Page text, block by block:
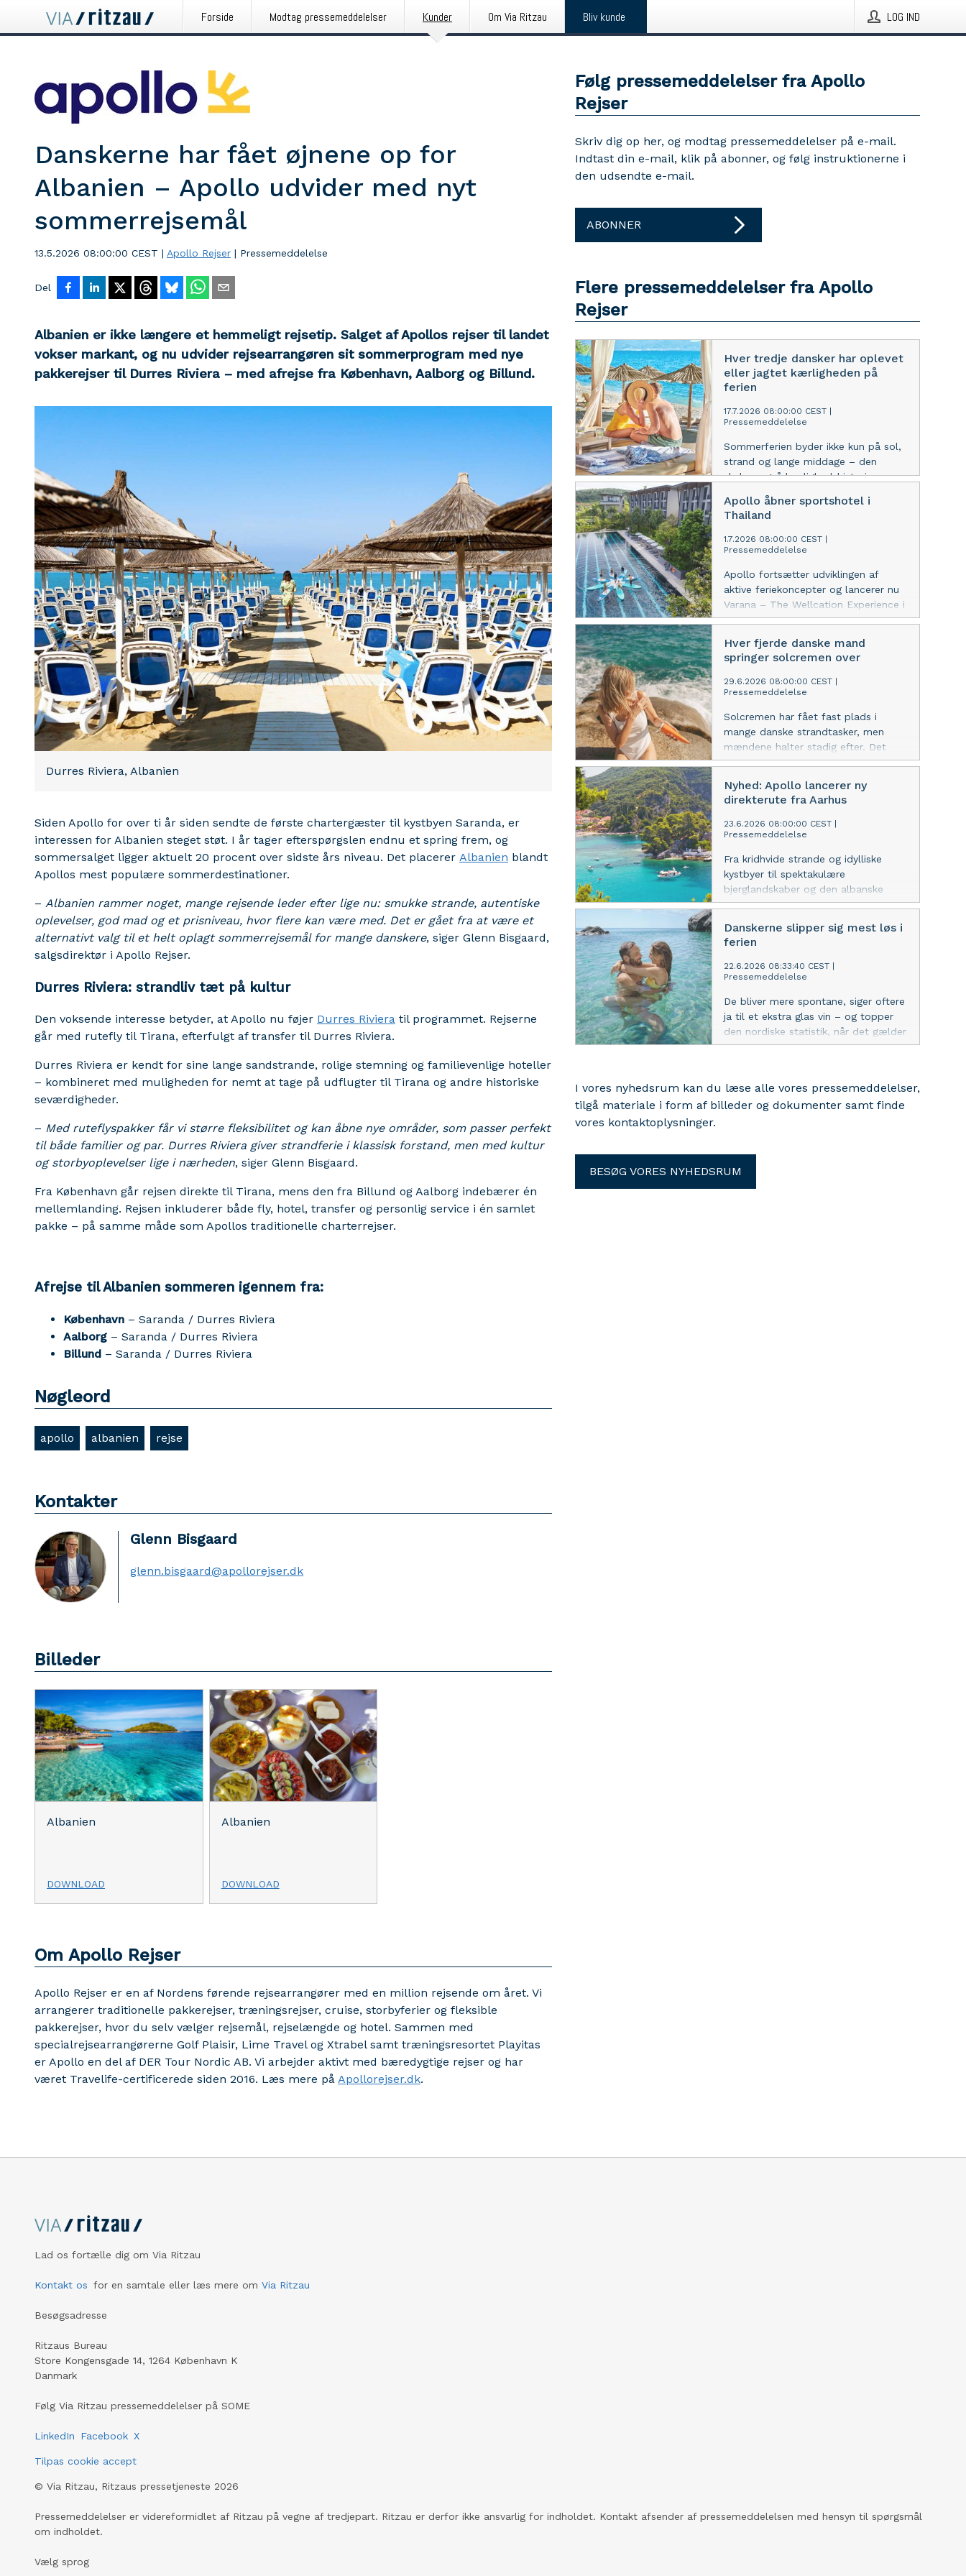
Forside Modtag pressemeddelelser Kunder Om Via Ritzau Bliv kunde LOG IND
Danskerne har fået øjnene op for
Albanien – Apollo udvider med nyt
sommerrejsemål
13.5.2026 08:00:00 CEST | Apollo Rejser | Pressemeddelelse
Del
Albanien er ikke længere et hemmeligt rejsetip. Salget af Apollos rejser til landet
vokser markant, og nu udvider rejsearrangøren sit sommerprogram med nye
pakkerejser til Durres Riviera – med afrejse fra København, Aalborg og Billund.
Durres Riviera, Albanien
Siden Apollo for over ti år siden sendte de første chartergæster til kystbyen Saranda, er
interessen for Albanien steget støt. I år tager efterspørgslen endnu et spring frem, og
sommersalget ligger aktuelt 20 procent over sidste års niveau. Det placerer Albanien blandt
Apollos mest populære sommerdestinationer.
– Albanien rammer noget, mange rejsende leder efter lige nu: smukke strande, autentiske
oplevelser, god mad og et prisniveau, hvor flere kan være med. Det er gået fra at være et
alternativt valg til et helt oplagt sommerrejsemål for mange danskere, siger Glenn Bisgaard,
salgsdirektør i Apollo Rejser.
Durres Riviera: strandliv tæt på kultur
Den voksende interesse betyder, at Apollo nu føjer Durres Riviera til programmet. Rejserne
går med rutefly til Tirana, efterfulgt af transfer til Durres Riviera.
Durres Riviera er kendt for sine lange sandstrande, rolige stemning og familievenlige hoteller
– kombineret med muligheden for nemt at tage på udflugter til Tirana og andre historiske
seværdigheder.
– Med ruteflyspakker får vi større fleksibilitet og kan åbne nye områder, som passer perfekt
til både familier og par. Durres Riviera giver strandferie i klassisk forstand, men med kultur
og storbyoplevelser lige i nærheden, siger Glenn Bisgaard.
Fra København går rejsen direkte til Tirana, mens den fra Billund og Aalborg indebærer én
mellemlanding. Rejsen inkluderer både fly, hotel, transfer og personlig service i én samlet
pakke – på samme måde som Apollos traditionelle charterrejser.
Afrejse til Albanien sommeren igennem fra:
København – Saranda / Durres Riviera
Aalborg – Saranda / Durres Riviera
Billund – Saranda / Durres Riviera
Nøgleord
apollo albanien rejse
Kontakter
Glenn Bisgaard
glenn.bisgaard@apollorejser.dk
Billeder
Albanien
DOWNLOAD
Albanien
DOWNLOAD
Om Apollo Rejser
Apollo Rejser er en af Nordens førende rejsearrangører med en million rejsende om året. Vi
arrangerer traditionelle pakkerejser, træningsrejser, cruise, storbyferier og fleksible
pakkerejser, hvor du selv vælger rejsemål, rejselængde og hotel. Sammen med
specialrejsearrangørerne Golf Plaisir, Lime Travel og Xtrabel samt træningsresortet Playitas
er Apollo en del af DER Tour Nordic AB. Vi arbejder aktivt med bæredygtige rejser og har
været Travelife-certificerede siden 2016. Læs mere på Apollorejser.dk.
Følg pressemeddelelser fra Apollo
Rejser
Skriv dig op her, og modtag pressemeddelelser på e-mail.
Indtast din e-mail, klik på abonner, og følg instruktionerne i
den udsendte e-mail.
ABONNER
Flere pressemeddelelser fra Apollo
Rejser
Hver tredje dansker har oplevet
eller jagtet kærligheden på
ferien
17.7.2026 08:00:00 CEST
Pressemeddelelse
Sommerferien byder ikke kun på sol,
strand og lange middage – den
skaber også kærlighedshistorier.
Apollo åbner sportshotel i
Thailand
1.7.2026 08:00:00 CEST
Pressemeddelelse
Apollo fortsætter udviklingen af
aktive feriekoncepter og lancerer nu
Varana – The Wellcation Experience i
Krabi, Thailand. Hotellet er målrettet
træning, velvære og restitution i
tropiske omgivelser.
Hver fjerde danske mand
springer solcremen over
29.6.2026 08:00:00 CEST
Pressemeddelelse
Solcremen har fået fast plads i
mange danske strandtasker, men
mændene halter stadig efter. Det
viser en ny landsdækkende
Nyhed: Apollo lancerer ny
direkterute fra Aarhus
23.6.2026 08:00:00 CEST
Pressemeddelelse
Fra kridhvide strande og idylliske
kystbyer til spektakulære
bjerglandskaber og den albanske
riviera. Næste sommer får rejsende
ferieunivers, når Apollo åbner en ny
direkte rute til Ioannina i Grækenland.
Danskerne slipper sig mest løs i
ferien
22.6.2026 08:33:40 CEST
Pressemeddelelse
De bliver mere spontane, siger oftere
ja til et ekstra glas vin – og topper
den nordiske statistik, når det gælder
lysten til at slippe tøjlerne. Det viser
I vores nyhedsrum kan du læse alle vores pressemeddelelser,
tilgå materiale i form af billeder og dokumenter samt finde
vores kontaktoplysninger.
BESØG VORES NYHEDSRUM
Lad os fortælle dig om Via Ritzau
Kontakt os for en samtale eller læs mere om Via Ritzau
Besøgsadresse
Ritzaus Bureau
Store Kongensgade 14, 1264 København K
Danmark
Følg Via Ritzau pressemeddelelser på SOME
LinkedIn Facebook X
Tilpas cookie accept
© Via Ritzau, Ritzaus pressetjeneste 2026
Pressemeddelelser er videreformidlet af Ritzau på vegne af tredjepart. Ritzau er derfor ikke ansvarlig for indholdet. Kontakt afsender af pressemeddelelsen med hensyn til spørgsmål
om indholdet.
Vælg sprog